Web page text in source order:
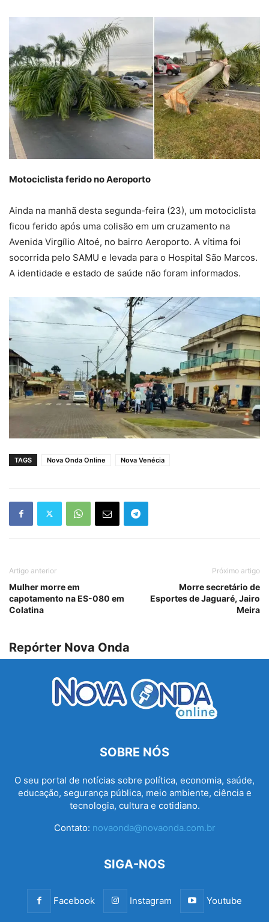
Motociclista ferido no Aeroporto
Ainda na manhã desta segunda-feira (23), um motociclista
ficou ferido após uma colisão em um cruzamento na
Avenida Virgílio Altoé, no bairro Aeroporto. A vítima foi
socorrida pelo SAMU e levada para o Hospital São Marcos.
A identidade e estado de saúde não foram informados.
TAGS Nova Onda Online Nova Venécia
Artigo anterior
Mulher morre em
capotamento na ES-080 em
Colatina
Próximo artigo
Morre secretário de
Esportes de Jaguaré, Jairo
Meira
Repórter Nova Onda
SOBRE NÓS
O seu portal de notícias sobre política, economia, saúde,
educação, segurança pública, meio ambiente, ciência e
tecnologia, cultura e cotidiano.
Contato: novaonda@novaonda.com.br
SIGA-NOS
Facebook Instagram Youtube